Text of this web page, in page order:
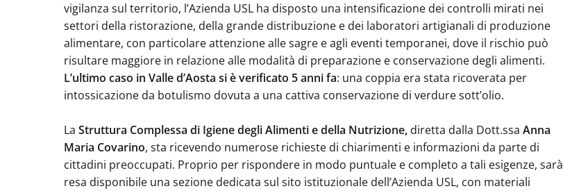
vigilanza sul territorio, l’Azienda USL ha disposto una intensificazione dei controlli mirati nei
settori della ristorazione, della grande distribuzione e dei laboratori artigianali di produzione
alimentare, con particolare attenzione alle sagre e agli eventi temporanei, dove il rischio può
risultare maggiore in relazione alle modalità di preparazione e conservazione degli alimenti.
L’ultimo caso in Valle d’Aosta si è verificato 5 anni fa: una coppia era stata ricoverata per
intossicazione da botulismo dovuta a una cattiva conservazione di verdure sott’olio.
La Struttura Complessa di Igiene degli Alimenti e della Nutrizione, diretta dalla Dott.ssa Anna
Maria Covarino, sta ricevendo numerose richieste di chiarimenti e informazioni da parte di
cittadini preoccupati. Proprio per rispondere in modo puntuale e completo a tali esigenze, sarà
resa disponibile una sezione dedicata sul sito istituzionale dell’Azienda USL, con materiali